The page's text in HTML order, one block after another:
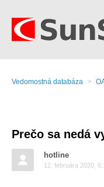
Vedomostná databáza
Prečo sa nedá
hotline
12. februára 2020,